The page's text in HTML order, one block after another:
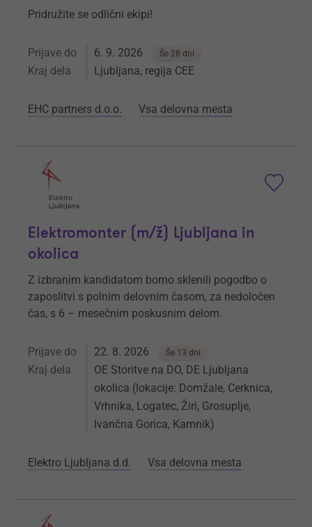
Pridružite se odlični ekipi!
Prijave do 6. 9. 2026 Še 28 dni
Kraj dela Ljubljana, regija CEE
EHC partners d.o.o. Vsa delovna mesta
Elektromonter (m/ž) Ljubljana in
okolica
Z izbranim kandidatom bomo sklenili pogodbo o
zaposlitvi s polnim delovnim časom, za nedoločen
čas, s 6 – mesečnim poskusnim delom.
Prijave do 22. 8. 2026 Še 13 dni
Kraj dela
OE Storitve na DO, DE Ljubljana
okolica (lokacije: Domžale, Cerknica,
Vrhnika, Logatec, Žiri, Grosuplje,
Ivančna Gorica, Kamnik)
Elektro Ljubljana d.d. Vsa delovna mesta